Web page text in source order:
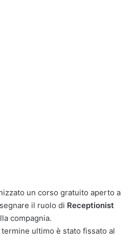
un corso gratuito aperto a
il ruolo di Receptionist
compagnia.
ultimo è stato fissato al